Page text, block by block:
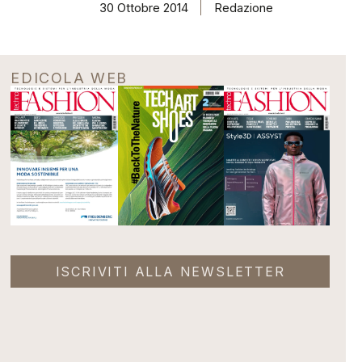
30 Ottobre 2014 Redazione
EDICOLA WEB
ISCRIVITI ALLA NEWSLETTER